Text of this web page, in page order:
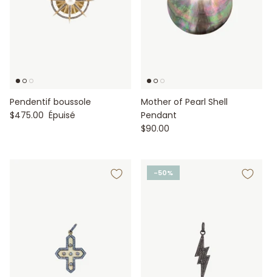
Pendentif boussole
$475.00 Épuisé
Mother of Pearl Shell
Pendant
$90.00
-50%